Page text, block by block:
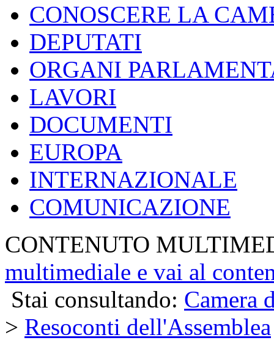
CONOSCERE LA
DEPUTATI
ORGANI
LAVORI
DOCUMENTI
EUROPA
INTERNAZIONALE
COMUNICAZIONE
CONTENUTO
multimediale e vai al
Stai consultando: Camera
> Resoconti dell'Assemblea